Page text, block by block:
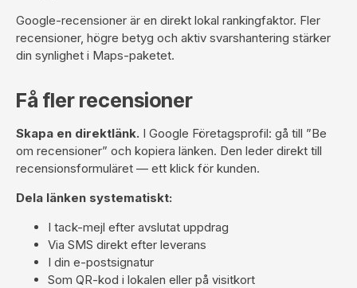
Google-recensioner är en direkt lokal rankingfaktor. Fler
recensioner, högre betyg och aktiv svarshantering stärker
din synlighet i Maps-paketet.
Få fler recensioner
Skapa en direktlänk. I Google Företagsprofil: gå till ”Be
om recensioner” och kopiera länken. Den leder direkt till
recensionsformuläret — ett klick för kunden.
Dela länken systematiskt:
I tack-mejl efter avslutat uppdrag
Via SMS direkt efter leverans
I din e-postsignatur
Som QR-kod i lokalen eller på visitkort